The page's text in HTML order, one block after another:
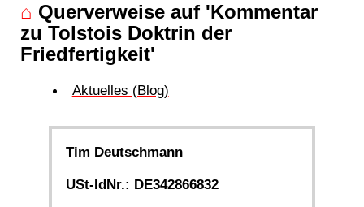
⌂ Querverweise auf 'Kommentar
zu Tolstois Doktrin der
Friedfertigkeit'
Aktuelles (Blog)
Tim Deutschmann
USt-IdNr.: DE342866832